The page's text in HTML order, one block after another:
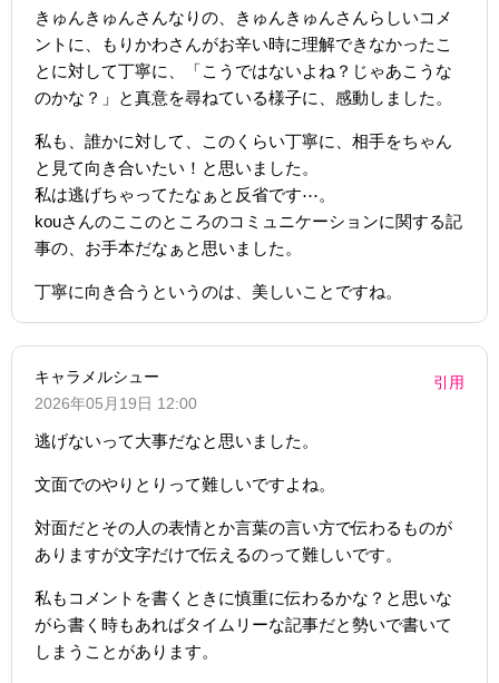
きゅんきゅんさんなりの、きゅんきゅんさんらしいコメ
ントに、もりかわさんがお辛い時に理解できなかったこ
とに対して丁寧に、「こうではないよね？じゃあこうな
のかな？」と真意を尋ねている様子に、感動しました。
私も、誰かに対して、このくらい丁寧に、相手をちゃん
と見て向き合いたい！と思いました。
私は逃げちゃってたなぁと反省です⋯。
kouさんのここのところのコミュニケーションに関する記
事の、お手本だなぁと思いました。
丁寧に向き合うというのは、美しいことですね。
キャラメルシュー
2026年05月19日 12:00
引用
逃げないって大事だなと思いました。
文面でのやりとりって難しいですよね。
対面だとその人の表情とか言葉の言い方で伝わるものが
ありますが文字だけで伝えるのって難しいです。
私もコメントを書くときに慎重に伝わるかな？と思いな
がら書く時もあればタイムリーな記事だと勢いで書いて
しまうことがあります。